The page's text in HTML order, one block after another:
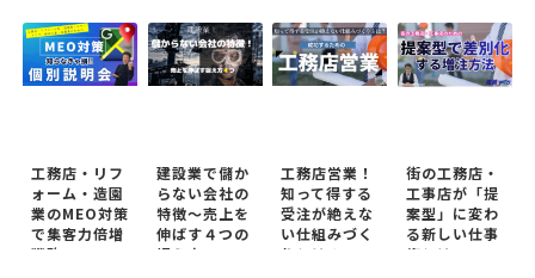
工務店・リフ
ォーム・造園
業のMEO対策
で集客力倍増
戦略！
建設業で儲か
らない会社の
特徴～売上を
伸ばす４つの
捉え方
工務店営業！
知って得する
受注が絶えな
い仕組みづく
りとは？
街の工務店・
工事店が「提
案型」に変わ
る新しい仕事
術とは